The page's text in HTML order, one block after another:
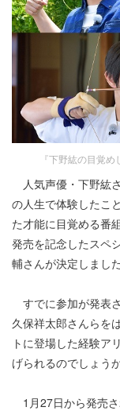
『下野紘の目覚
人気声優・下野紘
の人生で体験したこ
た才能に目覚める番
発売を記念したスペ
輔さんが決定しまし
すでに参加が発表
久保祥太郎さんらを
トに登場した経験ア
げられるのでしょ
1月27日から発売